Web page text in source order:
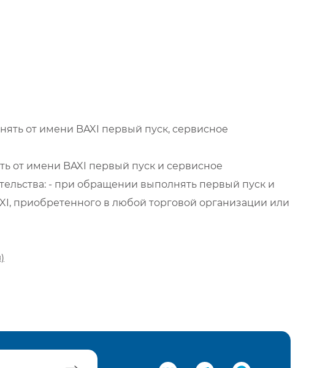
от имени BAXI первый пуск, сервисное
от имени BAXI первый пуск и сервисное
- при обращении выполнять первый пуск и
приобретенного в любой торговой организации или